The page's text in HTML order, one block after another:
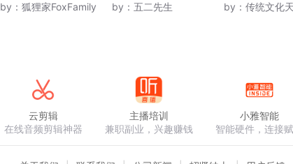
by： 狐狸家FoxFamily
by： 五二先生
by： 传统文化
云剪辑
在线音频剪辑神器
主播培训
兼职副业，兴趣赚钱
小雅智能
智能硬件，连接